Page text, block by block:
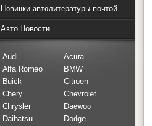
Новинки автолитературы почтой
Авто Новости
Audi
Acura
Alfa Romeo
BMW
Buick
Citroen
Chery
Chevrolet
Chrysler
Daewoo
Daihatsu
Dodge